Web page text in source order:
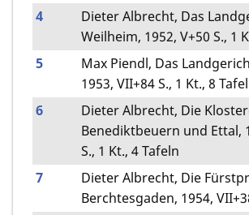
4
Dieter Albrecht, Das
Weilheim, 1952, V+50 S., 1
5
Max Piendl, Das
1953, VII+84 S., 1 Kt., 8
6
Dieter Albrecht, Die
Benediktbeuern und Ettal,
S., 1 Kt., 4 Tafeln
7
Dieter Albrecht, Die
Berchtesgaden, 1954,